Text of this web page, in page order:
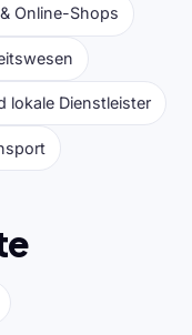
Online-Shops
lokale Dienstleister